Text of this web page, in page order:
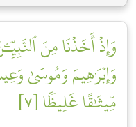
وَإِذۡ أَخَذۡنَا مِنَ
وَإِبۡرَٰهِيمَ وَمُوسَىٰ
مِّيثَٰقًا غَلِيظٗا [٧]